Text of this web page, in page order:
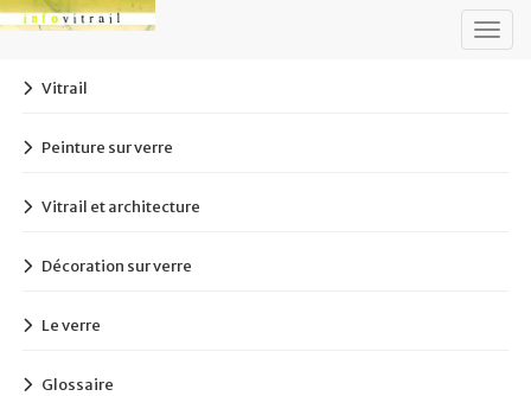
Vitrail
Peinture sur verre
Vitrail et architecture
Décoration sur verre
Le verre
Glossaire